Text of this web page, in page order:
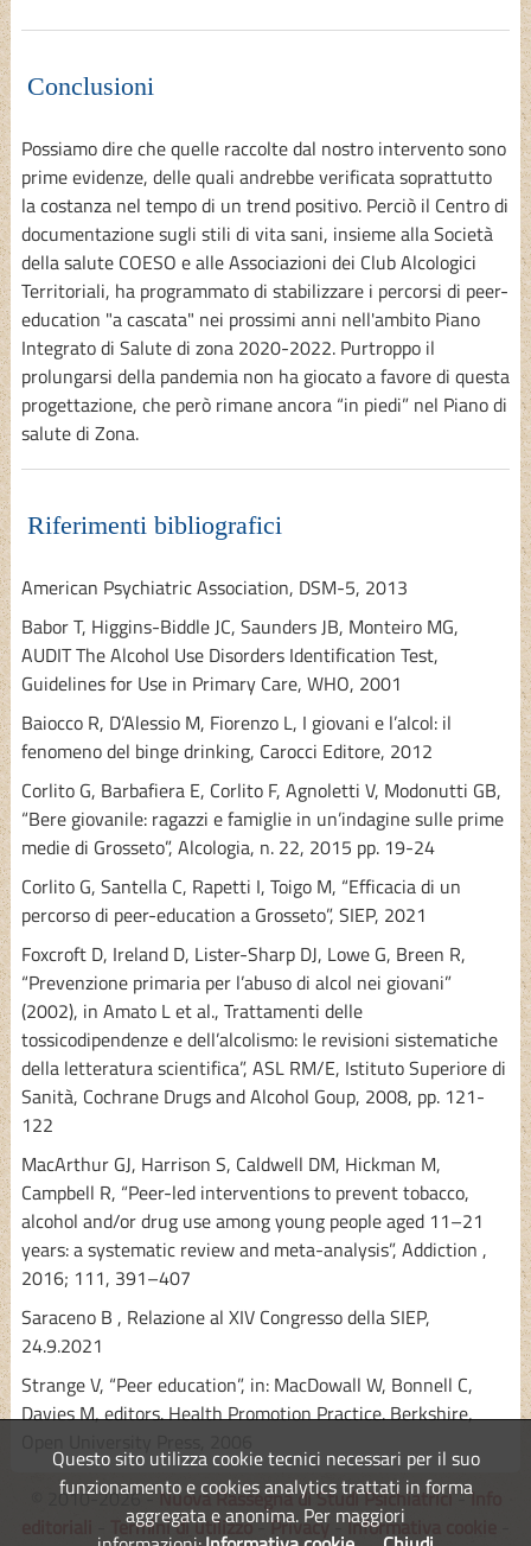
Conclusioni
Possiamo dire che quelle raccolte dal nostro intervento sono
prime evidenze, delle quali andrebbe verificata soprattutto
la costanza nel tempo di un trend positivo. Perciò il Centro di
documentazione sugli stili di vita sani, insieme alla Società
della salute COESO e alle Associazioni dei Club Alcologici
Territoriali, ha programmato di stabilizzare i percorsi di peer-
education "a cascata" nei prossimi anni nell'ambito Piano
Integrato di Salute di zona 2020-2022. Purtroppo il
prolungarsi della pandemia non ha giocato a favore di questa
progettazione, che però rimane ancora “in piedi” nel Piano di
salute di Zona.
Riferimenti bibliografici
American Psychiatric Association, DSM-5, 2013
Babor T, Higgins-Biddle JC, Saunders JB, Monteiro MG,
AUDIT The Alcohol Use Disorders Identification Test,
Guidelines for Use in Primary Care, WHO, 2001
Baiocco R, D’Alessio M, Fiorenzo L, I giovani e l’alcol: il
fenomeno del binge drinking, Carocci Editore, 2012
Corlito G, Barbafiera E, Corlito F, Agnoletti V, Modonutti GB,
“Bere giovanile: ragazzi e famiglie in un’indagine sulle prime
medie di Grosseto”, Alcologia, n. 22, 2015 pp. 19-24
Corlito G, Santella C, Rapetti I, Toigo M, “Efficacia di un
percorso di peer-education a Grosseto”, SIEP, 2021
Foxcroft D, Ireland D, Lister-Sharp DJ, Lowe G, Breen R,
“Prevenzione primaria per l’abuso di alcol nei giovani”
(2002), in Amato L et al., Trattamenti delle
tossicodipendenze e dell’alcolismo: le revisioni sistematiche
della letteratura scientifica”, ASL RM/E, Istituto Superiore di
Sanità, Cochrane Drugs and Alcohol Goup, 2008, pp. 121-
122
MacArthur GJ, Harrison S, Caldwell DM, Hickman M,
Campbell R, “Peer-led interventions to prevent tobacco,
alcohol and/or drug use among young people aged 11–21
years: a systematic review and meta-analysis”, Addiction ,
2016; 111, 391–407
Saraceno B , Relazione al XIV Congresso della SIEP,
24.9.2021
Strange V, “Peer education”, in: MacDowall W, Bonnell C,
Davies M, editors. Health Promotion Practice. Berkshire,
© 2010-2026 -Nuova Rassegna di Studi Psichiatrici-Info
Termini di utilizzo-Privacy -Informativa cookie
Questo sito utilizza cookie tecnici necessari per il suo
funzionamento e cookies analytics trattati in forma
aggregata e anonima. Per maggiori